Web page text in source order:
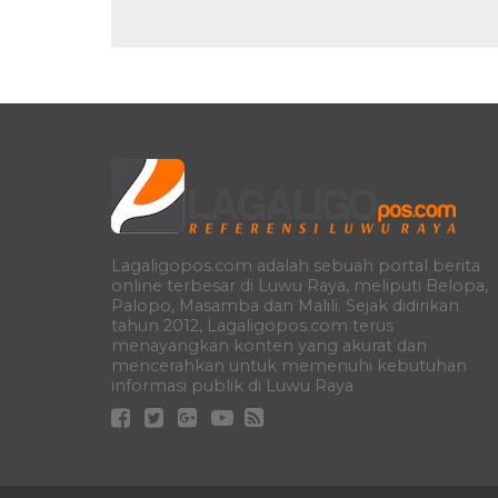
Lagaligopos.com adalah sebuah portal berita
online terbesar di Luwu Raya, meliputi Belopa,
Palopo, Masamba dan Malili. Sejak didirikan
tahun 2012, Lagaligopos.com terus
menayangkan konten yang akurat dan
mencerahkan untuk memenuhi kebutuhan
informasi publik di Luwu Raya